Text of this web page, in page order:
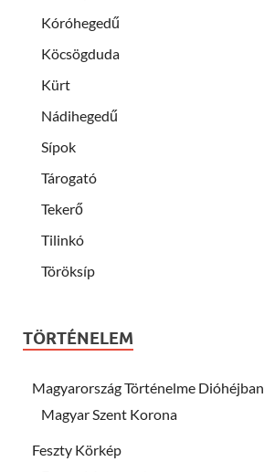
Kóróhegedű
Köcsögduda
Kürt
Nádihegedű
Sípok
Tárogató
Tekerő
Tilinkó
Töröksíp
TÖRTÉNELEM
Magyarország Történelme Dióhéjban
Magyar Szent Korona
Feszty Körkép